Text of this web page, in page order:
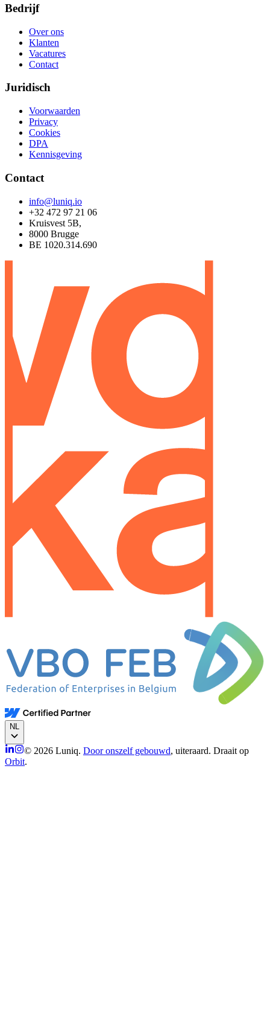
Bedrijf
Over ons
Klanten
Vacatures
Contact
Juridisch
Voorwaarden
Privacy
Cookies
DPA
Kennisgeving
Contact
info@luniq.io
+32 472 97 21 06
Kruisvest 5B,
8000 Brugge
BE 1020.314.690
NL
© 2026 Luniq. Door onszelf gebouwd, uiteraard. Draait op
Orbit.